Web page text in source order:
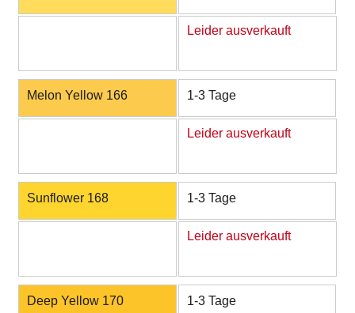
Leider ausverkauft
Melon Yellow 166 1-3 Tage
Leider ausverkauft
Sunflower 168 1-3 Tage
Leider ausverkauft
Deep Yellow 170 1-3 Tage